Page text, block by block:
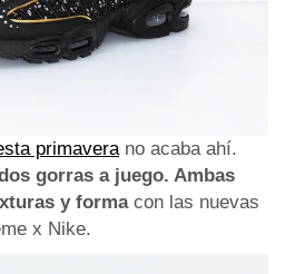
primavera no acaba ahí.
gorras a juego. Ambas
y forma con las nuevas
x Nike.